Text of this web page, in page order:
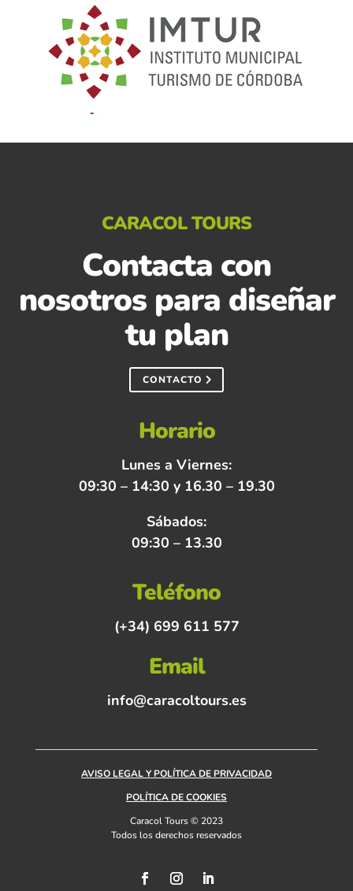
CARACOL TOURS
Contacta con
nosotros para diseñar
tu plan
CONTACTO
Horario
Lunes a Viernes:
09:30 – 14:30 y 16.30 – 19.30
Sábados:
09:30 – 13.30
Teléfono
(+34) 699 611 577
Email
info@caracoltours.es
AVISO LEGAL Y POLÍTICA DE PRIVACIDAD
POLÍTICA DE COOKIES
Caracol Tours © 2023
Todos los derechos reservados